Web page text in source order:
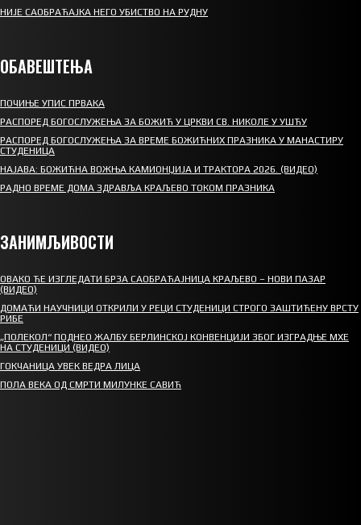
НИЈЕ САОБРАЋАЈКА НЕГО УБИСТВО НА РУДНУ
ОБАВЕШТЕЊА
ПОЧИЊЕ УПИС ПРВАКА
РАСПОРЕД БОГОСЛУЖЕЊА ЗА БОЖИЋ У ЦРКВИ СВ. НИКОЛЕ У УШЋУ
РАСПОРЕД БОГОСЛУЖЕЊА ЗА ВРЕМЕ БОЖИЋНИХ ПРАЗНИКА У МАНАСТИРУ
СТУДЕНИЦА
НАЈАВА: БОЖИЋНА ВОЖЊА КАМИОНЏИЈА И ТРАКТОРА 2026. (ВИДЕО)
РАДНО ВРЕМЕ ДОМА ЗДРАВЉА КРАЉЕВО ТОКОМ ПРАЗНИКА
ЗАНИМЉИВОСТИ
ОВАКО ЋЕ ИЗГЛЕДАТИ БРЗА САОБРАЋАЈНИЦА КРАЉЕВО – НОВИ ПАЗАР
(ВИДЕО)
ДОМАЋИ НАУЧНИЦИ ОТКРИЛИ У РЕЦИ СТУДЕНИЦИ СТРОГО ЗАШТИЋЕНУ ВРСТУ
РИБЕ
„ПОЛЕКОЛ“ ПОДНЕО ЖАЛБУ БЕРЛИНСКОЈ КОНВЕНЦИЈИ ЗБОГ ИЗГРАДЊЕ МХЕ
НА СТУДЕНИЦИ (ВИДЕО)
ГОКЧАНИЦА УВЕК ВЕДРА ЛИЦА
ПОЛА ВЕКА ОД СМРТИ МИЛУНКЕ САВИЋ